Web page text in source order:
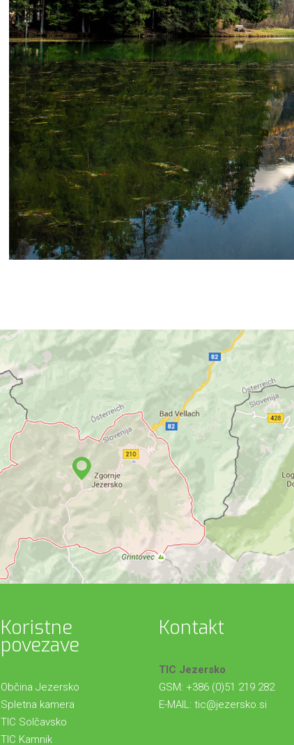
Koristne
povezave
Občina Jezersko
Spletna kamera
TIC Solčavsko
TIC Kamnik
Kontakt
TIC Jezersko
GSM: +386 (0)51 219 282
E-MAIL: tic@jezersko.si